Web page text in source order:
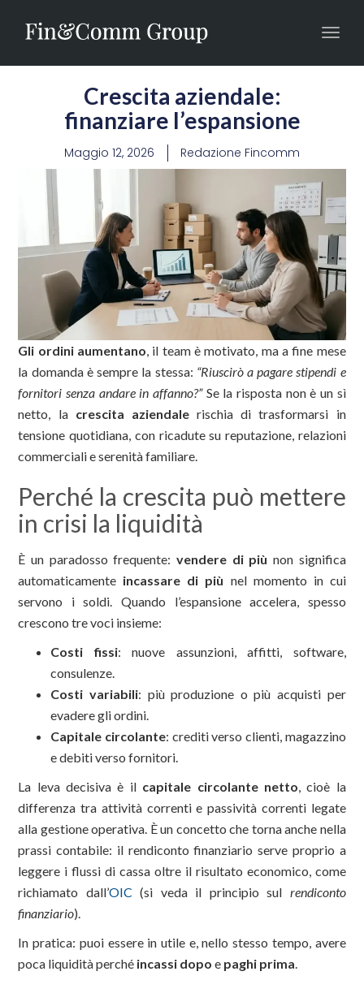
Crescita aziendale:
finanziare l’espansione
Maggio 12, 2026 Redazione Fincomm
Gli ordini aumentano, il team è motivato, ma a fine mese
la domanda è sempre la stessa: “Riuscirò a pagare stipendi e
fornitori senza andare in affanno?”Se la risposta non è un sì
netto, la crescita aziendalerischia di trasformarsi in
tensione quotidiana, con ricadute su reputazione, relazioni
commerciali e serenità familiare.
Perché la crescita può mettere
in crisi la liquidità
È un paradosso frequente: vendere di più non significa
automaticamente incassare di più nel momento in cui
servono i soldi. Quando l’espansione accelera, spesso
crescono tre voci insieme:
Costi fissi: nuove assunzioni, affitti, software,
consulenze.
Costi variabili: più produzione o più acquisti per
evadere gli ordini.
Capitale circolante: crediti verso clienti, magazzino
e debiti verso fornitori.
La leva decisiva è il capitale circolante netto, cioè la
differenza tra attività correnti e passività correnti legate
alla gestione operativa. È un concetto che torna anche nella
prassi contabile: il rendiconto finanziario serve proprio a
leggere i flussi di cassa oltre il risultato economico, come
richiamato dall’OIC (si veda il principio sul rendiconto
finanziario).
In pratica: puoi essere in utile e, nello stesso tempo, avere
poca liquidità perché incassi dopo e paghi prima.